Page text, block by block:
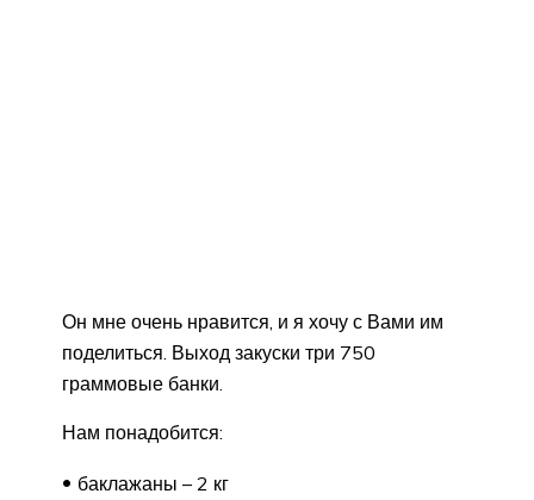
Он мне очень нравится, и я хочу с Вами им
поделиться. Выход закуски три 750
граммовые банки.
Нам понадобится:
баклажаны – 2 кг